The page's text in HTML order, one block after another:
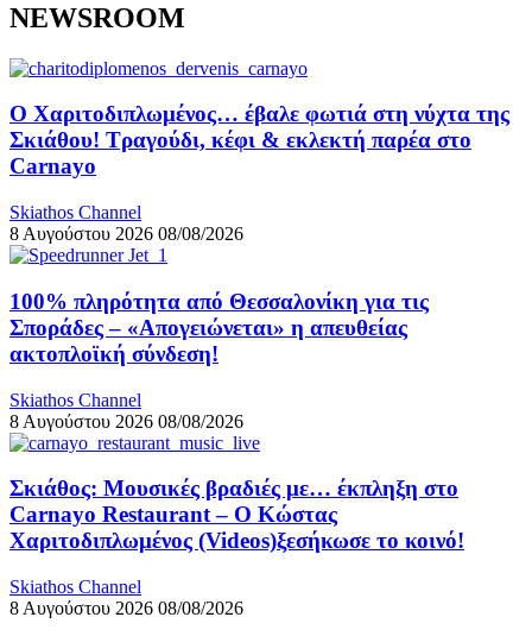
NEWSROOM
Ο Χαριτοδιπλωμένος… έβαλε φωτιά στη νύχτα της
Σκιάθου! Τραγούδι, κέφι & εκλεκτή παρέα στο
Carnayo
Skiathos Channel
8 Αυγούστου 2026 08/08/2026
100% πληρότητα από Θεσσαλονίκη για τις
Σποράδες – «Απογειώνεται» η απευθείας
ακτοπλοϊκή σύνδεση!
Skiathos Channel
8 Αυγούστου 2026 08/08/2026
Σκιάθος: Μουσικές βραδιές με… έκπληξη στο
Carnayo Restaurant – Ο Κώστας
Χαριτοδιπλωμένος (Videos)ξεσήκωσε το κοινό!
Skiathos Channel
8 Αυγούστου 2026 08/08/2026